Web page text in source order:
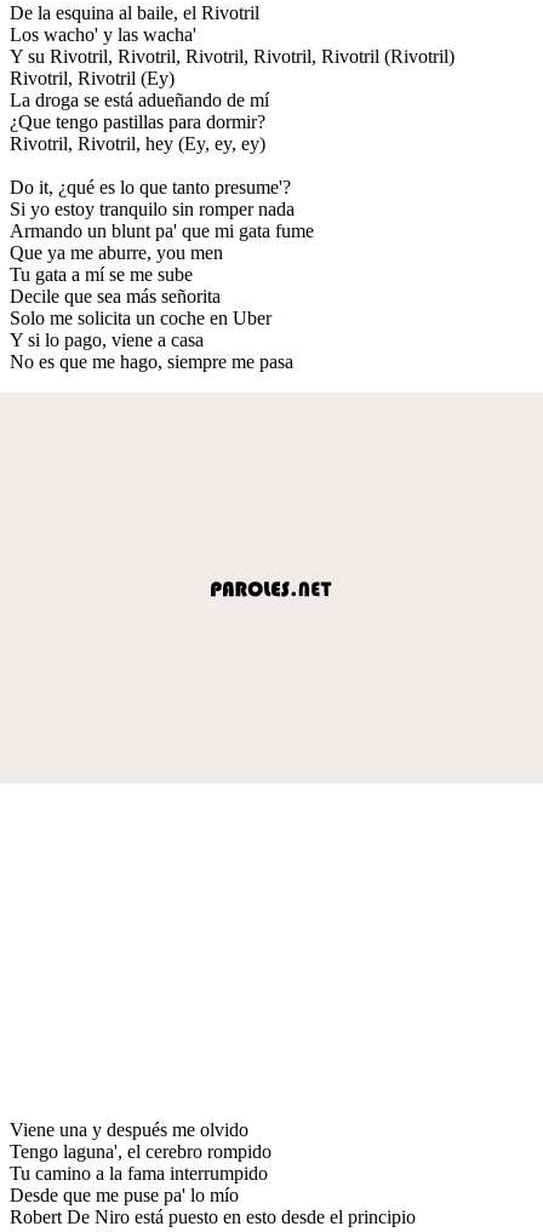
De la esquina al baile, el Rivotril
Los wacho' y las wacha'
Y su Rivotril, Rivotril, Rivotril, Rivotril, Rivotril (Rivotril)
Rivotril, Rivotril (Ey)
La droga se está adueñando de mí
¿Que tengo pastillas para dormir?
Rivotril, Rivotril, hey (Ey, ey, ey)
Do it, ¿qué es lo que tanto presume'?
Si yo estoy tranquilo sin romper nada
Armando un blunt pa' que mi gata fume
Que ya me aburre, you men
Tu gata a mí se me sube
Decile que sea más señorita
Solo me solicita un coche en Uber
Y si lo pago, viene a casa
No es que me hago, siempre me pasa
Viene una y después me olvido
Tengo laguna', el cerebro rompido
Tu camino a la fama interrumpido
Desde que me puse pa' lo mío
Robert De Niro está puesto en esto desde el principio